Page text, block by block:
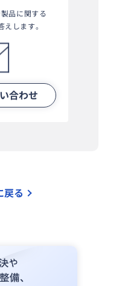
品に関する
します。
合わせ
戻る